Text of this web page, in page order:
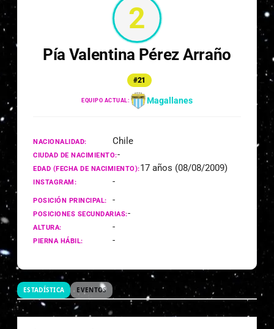
2
Pía Valentina Pérez Arraño
#21
EQUIPO ACTUAL: Magallanes
NACIONALIDAD: Chile
CIUDAD DE NACIMIENTO:-
EDAD (FECHA DE NACIMIENTO):17 años (08/08/2009)
INSTAGRAM: -
POSICIÓN PRINCIPAL: -
POSICIONES SECUNDARIAS:-
ALTURA: -
PIERNA HÁBIL: -
ESTADÍSTICA EVENTOS